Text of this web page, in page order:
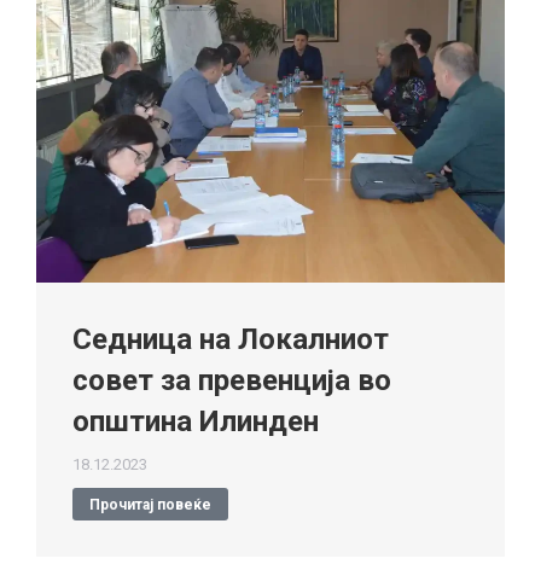
Седница на Локалниот
совет за превенција во
општина Илинден
18.12.2023
Прочитај повеќе